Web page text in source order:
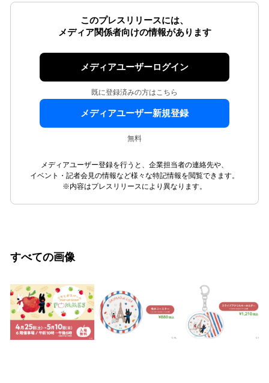
このプレスリリースには、
メディア関係者向けの情報があります
メディアユーザーログイン
既に登録済みの方はこちら
メディアユーザー新規登録
無料
メディアユーザー登録を行うと、企業担当者の連絡先や、
イベント・記者会見の情報など様々な特記情報を閲覧できます。
※内容はプレスリリースにより異なります。
すべての画像